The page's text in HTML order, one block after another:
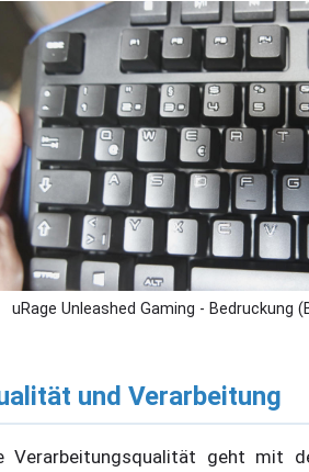
uRage Unleashed Gaming - Bedruckung
und Verarbeitung
Verarbeitungsqualität geht mit